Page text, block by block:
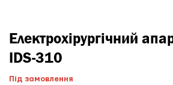
Електрохірургічний
IDS-310
Під замовлення